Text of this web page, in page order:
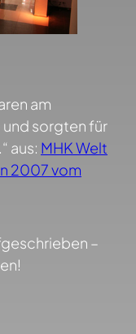
am
sorgten für
aus: MHK Welt
2007 vom
–